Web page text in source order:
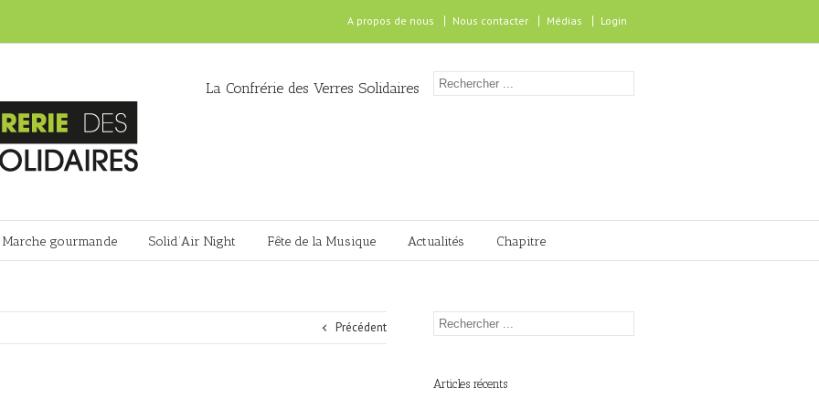
A propos de nous Nous contacter Médias Login
La Confrérie des Verres Solidaires
Marche gourmande Solid’Air Night Fête de la Musique Actualités Chapitre
Précédent
Articles récents